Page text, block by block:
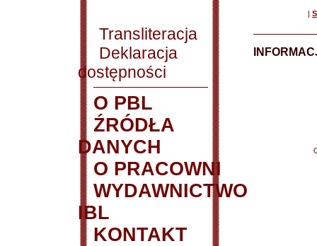
Transliteracja
Deklaracja
dostępności
O PBL
ŹRÓDŁA
DANYCH
O PRACOWNI
WYDAWNICTWO
IBL
KONTAKT
|